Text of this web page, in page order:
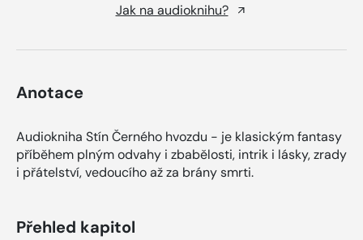
Jak na audioknihu?
Anotace
Audiokniha Stín Černého hvozdu - je klasickým fantasy
příběhem plným odvahy i zbabělosti, intrik i lásky, zrady
i přátelství, vedoucího až za brány smrti.
Přehled kapitol